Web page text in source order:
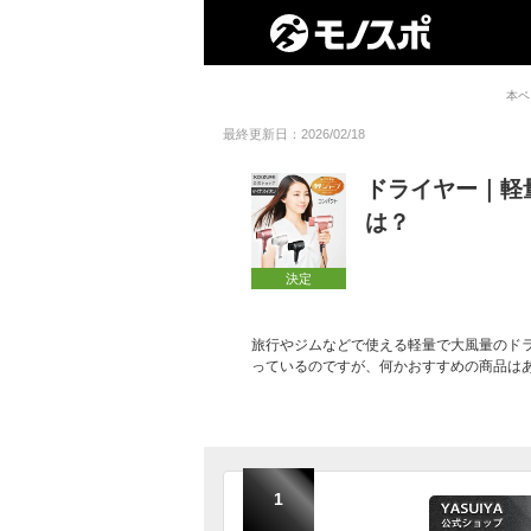
本
最終更新日：2026/02/18
決定
ドライヤー｜
は？
旅行やジムなどで使える軽量で大風量のド
っているのですが、何かおすすめの商品は
1